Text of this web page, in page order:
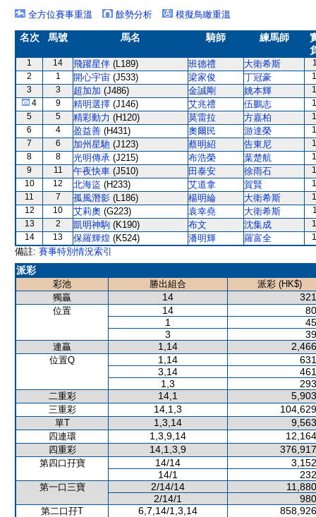
全方位賽事重溫
餘勢分析 模擬鳥瞰重溫
名次 馬號 馬名 騎師 練馬師
1 14 飛躍星伴 (L189) 班德禮 大衛希斯
2
1 開心宇宙 (J533) 梁家俊 丁冠豪
3
3 超加加 (J486) 金誠剛 姚本輝
4
9 精明選擇 (J146) 艾兆禮 伍鵬志
5
5 精彩動力 (H120) 莫雷拉 方嘉柏
6
4 盈益善 (H431) 奧爾民 游達榮
7
6 加州星馳 (J123) 蔡明紹 告東尼
8
8 光明傳承 (J215) 布浩榮 葉楚航
9
11 午夜快車 (J510) 田泰安 徐雨石
10
12 北海盜 (H233) 艾道拿 賀賢
11
7 孤風潛影 (L186) 楊明綸 大衛希斯
12
10 艾莉奧 (G223) 袁幸堯 大衛希斯
13
2 凱明神駒 (K190) 布文 沈集成
14
13 保羅輝煌 (K524) 潘明輝 羅富全
備註: 賽事特別情況索引
派彩
彩池 勝出組合
派彩 (HK$)
獨贏
14
位置 14
1
3
連贏 1,14
位置Q 1,14
3,14
1,3
二重彩 14,1
三重彩 14,1,3
單T 1,3,14
四連環 1,3,9,14
四重彩 14,1,3,9
第四口孖寶 14/14
14/1
第一口三寶 2/14/14
2/14/1
第二口孖T 6,7,14/1,3,14